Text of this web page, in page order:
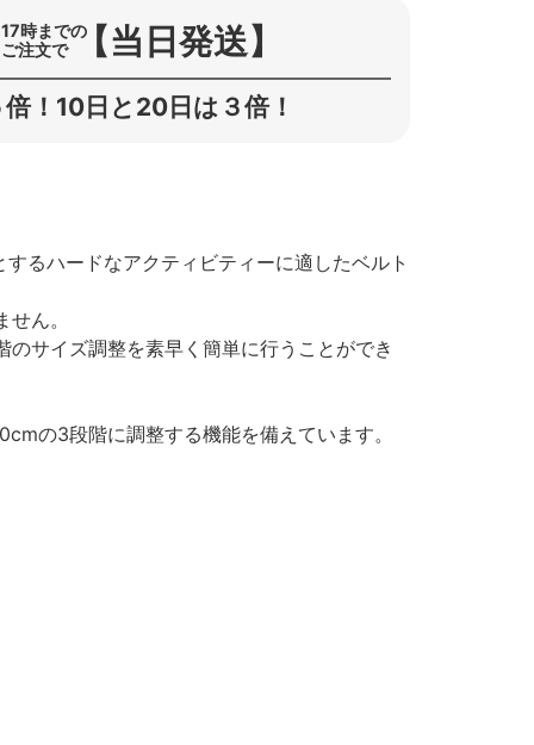
17時までの
ご注文で 【当日発送】
！10日と20日は３倍！
るハードなアクティビティーに適したベルト
ん。
サイズ調整を素早く簡単に行うことができ
の3段階に調整する機能を備えています。